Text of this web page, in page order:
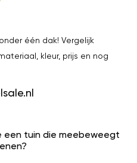
één dak! Vergelijk
kleur, prijs en nog
een tuin die meebeweegt